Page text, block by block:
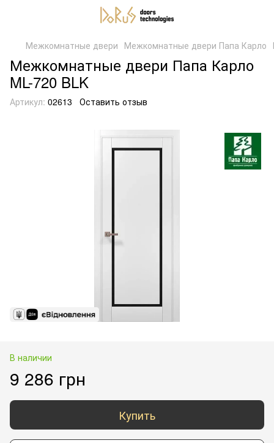
Межкомнатные двери Межкомнатные двери Папа Карло
Межкомнатные двери Папа Карло
ML-720 BLK
Артикул: 02613 Оставить отзыв
В наличии
9 286 грн
Купить